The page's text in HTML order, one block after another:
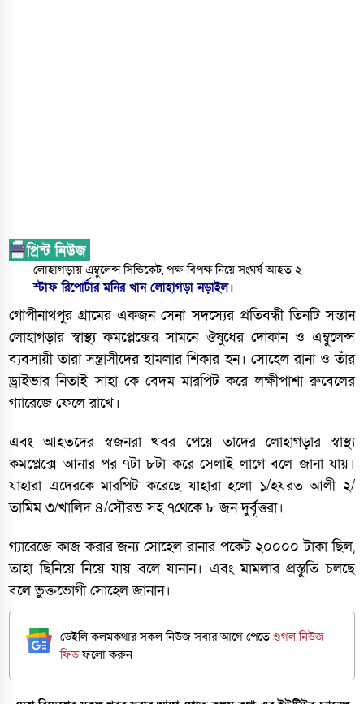
লোহাগড়ায় এম্বুলেন্স সিন্ডিকেট, পক্ষ-বিপক্ষ নিয়ে সংঘর্ষ আহত ২
স্টাফ রিপোর্টার মনির খান লোহাগড়া নড়াইল।
গোপীনাথপুর গ্রামের একজন সেনা সদস্যের প্রতিবন্ধী তিনটি সন্তান
লোহাগড়ার স্বাস্থ্য কমপ্লেক্সের সামনে ঔষুধের দোকান ও এম্বুলেন্স
ব্যবসায়ী তারা সন্ত্রাসীদের হামলার শিকার হন। সোহেল রানা ও তাঁর
ড্রাইভার নিতাই সাহা কে বেদম মারপিট করে লক্ষীপাশা রুবেলের
গ্যারেজে ফেলে রাখে।
এবং আহতদের স্বজনরা খবর পেয়ে তাদের লোহাগড়ার স্বাস্থ্য
কমপ্লেক্সে আনার পর ৭টা ৮টা করে সেলাই লাগে বলে জানা যায়।
যাহারা এদেরকে মারপিট করেছে যাহারা হলো ১/হযরত আলী ২/
তামিম ৩/খালিদ ৪/সৌরভ সহ ৭থেকে ৮ জন দুর্বৃত্তরা।
গ্যারেজে কাজ করার জন্য সোহেল রানার পকেট ২০০০০ টাকা ছিল,
তাহা ছিনিয়ে নিয়ে যায় বলে যানান। এবং মামলার প্রস্তুতি চলছে
বলে ভুক্তভোগী সোহেল জানান।
ডেইলি কলমকথার সকল নিউজ সবার আগে পেতেগুগল নিউজ
ফিডফলো করুন